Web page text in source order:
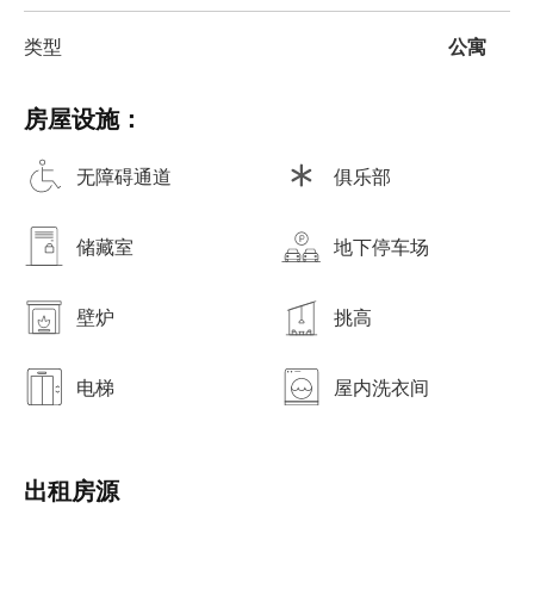
房屋设施：
无障碍通道 俱乐部
储藏室 地下停车场
壁炉 挑高
电梯 屋内洗衣间
出租房源
类型 公寓